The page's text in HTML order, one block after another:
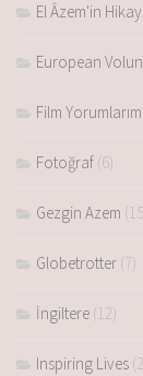
El Âzem'in
European
Film Yorumlarım
Fotoğraf (6)
Gezgin Azem
Globetrotter (7)
İngiltere (12)
Inspiring Lives